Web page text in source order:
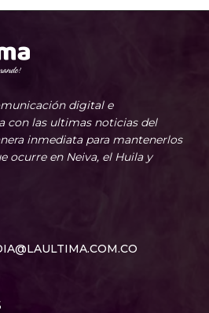
digital e
con las ultimas noticias del
inmediata para mantenerlos
ocurre en Neiva, el Huila y